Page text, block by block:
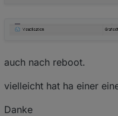
Ergänzung, den
auch nach reboot.
vielleicht hat ha einer
Danke